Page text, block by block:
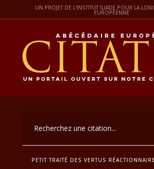
UN PROJET DE L'INSTITUT ILIADE POUR LA
EUROPÉENNE
PETIT TRAITÉ DES VERTUS